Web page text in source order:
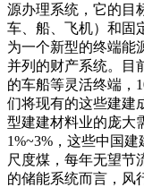
源办理系统，它的目
车、船、飞机）和固
为一个新型的终端能
并列的财产系统。目
的车船等灵活终端，
们将现有的这些建建
型建建材料业的庞大
1%~3%，这些中国
尺度煤，每年无望节
的储能系统而言，风